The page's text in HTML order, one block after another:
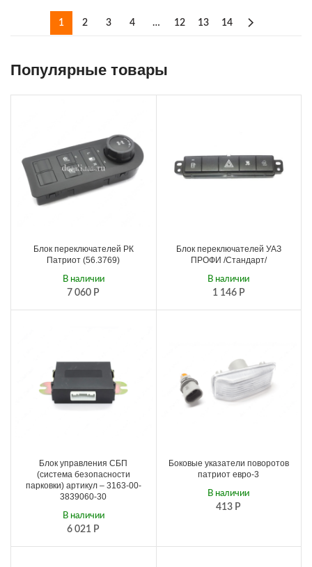
1 2 3 4 … 12 13 14
Популярные товары
Блок переключателей РК
Патриот (56.3769)
7 060 Р
В наличии
Блок переключателей УАЗ
ПРОФИ /Стандарт/
1 146 Р
В наличии
Блок управления СБП
(система безопасности
парковки) артикул – 3163-00-
3839060-30
6 021 Р
В наличии
Боковые указатели поворотов
патриот евро-3
413 Р
В наличии